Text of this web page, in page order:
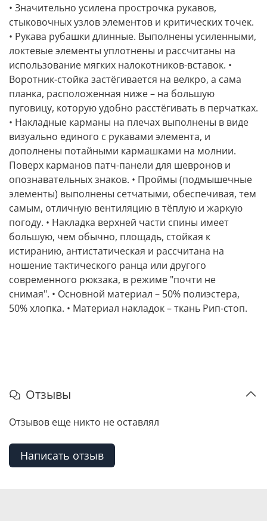
• Значительно усилена прострочка рукавов,
стыковочных узлов элементов и критических точек.
• Рукава рубашки длинные. Выполнены усиленными,
локтевые элементы уплотнены и рассчитаны на
использование мягких налокотников-вставок. •
Воротник-стойка застёгивается на велкро, а сама
планка, расположенная ниже – на большую
пуговицу, которую удобно расстёгивать в перчатках.
• Накладные карманы на плечах выполнены в виде
визуально единого с рукавами элемента, и
дополнены потайными кармашками на молнии.
Поверх карманов патч-панели для шевронов и
опознавательных знаков. • Проймы (подмышечные
элементы) выполнены сетчатыми, обеспечивая, тем
самым, отличную вентиляцию в тёплую и жаркую
погоду. • Накладка верхней части спины имеет
большую, чем обычно, площадь, стойкая к
истиранию, антистатическая и рассчитана на
ношение тактического ранца или другого
современного рюкзака, в режиме "почти не
снимая". • Основной материал – 50% полиэстера,
50% хлопка. • Материал накладок – ткань Рип-стоп.
Отзывы
Отзывов еще никто не оставлял
Написать отзыв